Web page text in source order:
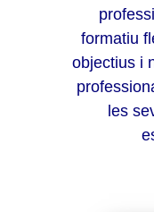
formatiu
objectius i
les